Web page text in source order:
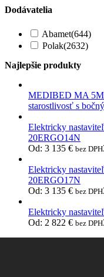
Dodávatelia
Abamet(644)
Polak(2632)
Najlepšie produkty
MEDIBED MA 5M
starostlivosť s
Elektricky
20ERGO14N
Od: 3 135 € bez DPH
Elektricky
20ERGO17N
Od: 3 135 € bez DPH
Elektricky
Od: 2 822 € bez DPH